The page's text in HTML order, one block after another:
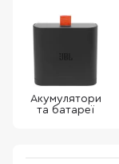
Акумулятори
та батареї